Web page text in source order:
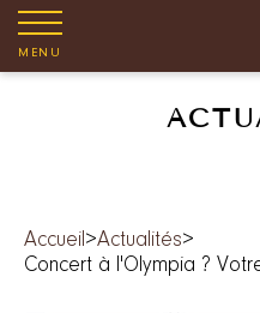
MENU
Accueil>Actualités>
Concert à l'Olympia ?